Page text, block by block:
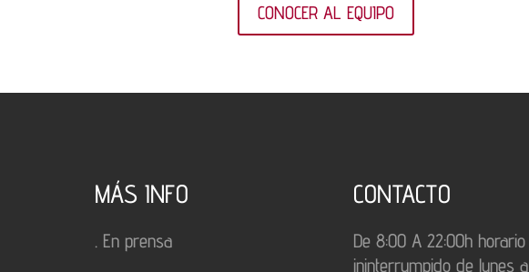
CONOCER AL EQUIPO
MÁS INFO
. En prensa
CONTACTO
De 8:00 A 22:00h horario
ininterrumpido de lunes a